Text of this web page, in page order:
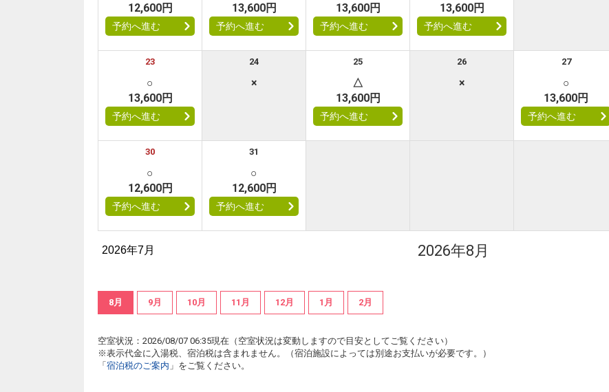
12,600円
予約へ進む
13,600円
予約へ進む
13,600円
予約へ進む
13,600円
予約へ進む
23
○
13,600円
予約へ進む
24
×
25
△
13,600円
予約へ進む
26
×
27
○
13,600円
予約へ進む
30
○
12,600円
予約へ進む
31
○
12,600円
予約へ進む
2026年7月 2026年8月
8月 9月 10月 11月 12月 1月 2月
空室状況：2026/08/07 06:35現在（空室状況は変動しますので目安としてご覧ください）
※表示代金に入湯税、宿泊税は含まれません。（宿泊施設によっては別途お支払いが必要です。）
「 宿泊税のご案内 」をご覧ください。